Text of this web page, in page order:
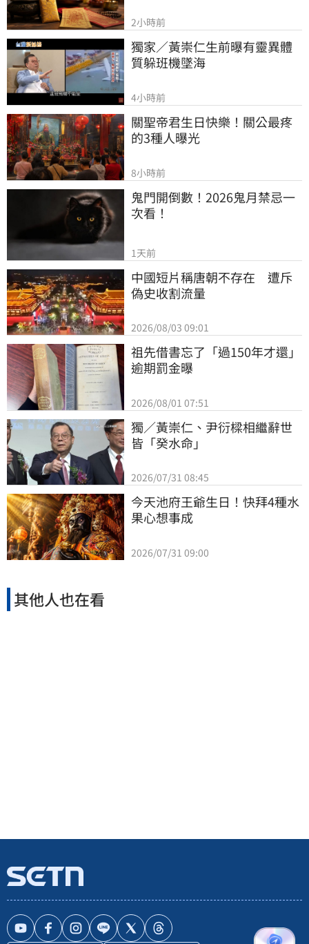
2小時前
獨家／黃崇仁生前曝有靈異體
質躲班機墜海
4小時前
關聖帝君生日快樂！關公最疼
的3種人曝光
8小時前
鬼門開倒數！2026鬼月禁忌一
次看！
1天前
中國短片稱唐朝不存在　遭斥
偽史收割流量
2026/08/03 09:01
祖先借書忘了「過150年才還」
逾期罰金曝
2026/08/01 07:51
獨／黃崇仁、尹衍樑相繼辭世
皆「癸水命」
2026/07/31 08:45
今天池府王爺生日！快拜4種水
果心想事成
2026/07/31 09:00
其他人也在看